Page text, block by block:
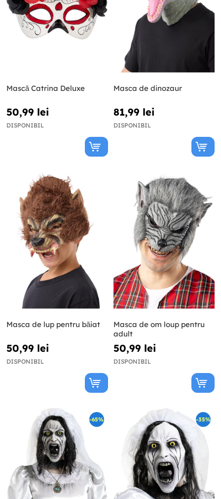
Mască Catrina Deluxe
50,99 lei
DISPONIBIL
Masca de dinozaur
81,99 lei
DISPONIBIL
Masca de lup pentru băiat
50,99 lei
DISPONIBIL
Masca de om loup pentru
adult
50,99 lei
DISPONIBIL
-65% -35%